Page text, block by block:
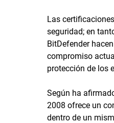
Las
seguridad; en
BitDefender
compromiso
protección de los
Según ha
2008 ofrece un
dentro de un